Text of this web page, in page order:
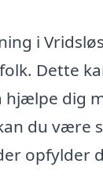
i
Dette
dig
du være
opfylder